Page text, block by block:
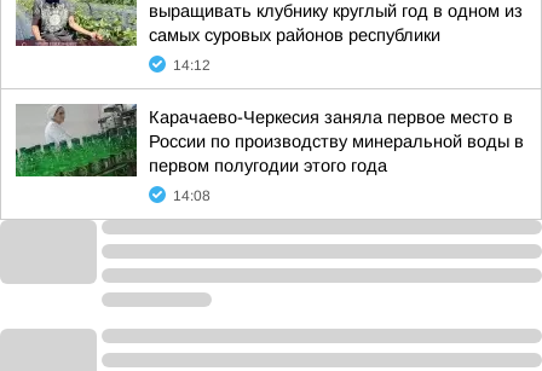
выращивать клубнику круглый год в одном из
самых суровых районов республики
14:12
Карачаево-Черкесия заняла первое место в
России по производству минеральной воды в
первом полугодии этого года
14:08